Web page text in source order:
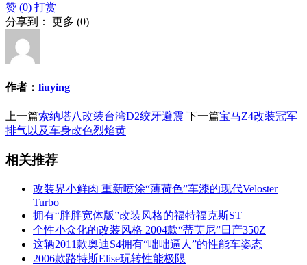
赞 (0) 打赏
分享到： 更多 (0)
作者： liuying
上一篇索纳塔八改装台湾D2绞牙避震 下一篇宝马Z4改装冠军
排气以及车身改色烈焰黄
相关推荐
改装界小鲜肉 重新喷涂“薄荷色”车漆的现代Veloster
Turbo
拥有“胖胖宽体版”改装风格的福特福克斯ST
个性小众化的改装风格 2004款“蒂芙尼”日产350Z
这辆2011款奥迪S4拥有“咄咄逼人”的性能车姿态
2006款路特斯Elise玩转性能极限